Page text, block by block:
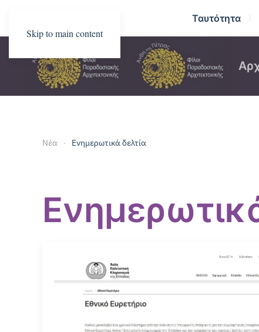
Skip to main content
Ταυτότητα
Νέα Ενημερωτικά δελτία